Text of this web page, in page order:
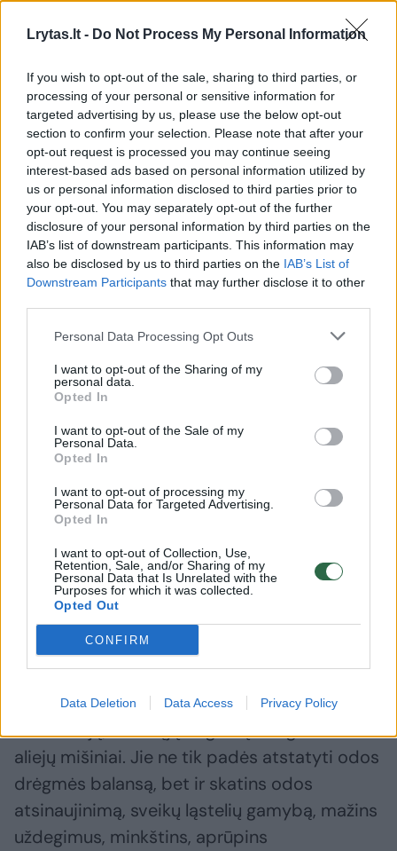
Lrytas.lt - Do Not Process My Personal Information
If you wish to opt-out of the sale, sharing to third parties, or
processing of your personal or sensitive information for
targeted advertising by us, please use the below opt-out
section to confirm your selection. Please note that after your
opt-out request is processed you may continue seeing
interest-based ads based on personal information utilized by
us or personal information disclosed to third parties prior to
your opt-out. You may separately opt-out of the further
disclosure of your personal information by third parties on the
IAB’s list of downstream participants. This information may
also be disclosed by us to third parties on the IAB’s List of
Downstream Participants that may further disclose it to other
Personal Data Processing Opt Outs
I want to opt-out of the Sharing of my
personal data.
Opted In
I want to opt-out of the Sale of my
Personal Data.
Opted In
I want to opt-out of processing my
Personal Data for Targeted Advertising.
Opted In
I want to opt-out of Collection, Use,
Retention, Sale, and/or Sharing of my
Personal Data that Is Unrelated with the
Purposes for which it was collected.
Opted Out
CONFIRM
Data Deletion Data Access Privacy Policy
tik trumpalaikę naudą.
Taip, grožio procedūros tikrai gali pagerinti
odos būklę, bet po keleto dienų efekto
nebelieka. O lankytis pas kosmetologę kas
keletą dienų tikrai ne kiekviena galime sau
leisti. Galite pasimėgauti odą atstatančiomis,
drėkinančiomis, prisotinačiomis
procedūromis, bet labiau susitelkite ties
priemonėmis, kurias naudosite norėdami
atgauti tinkamą odos būklę.
Pirmiausia, rinkitės kremus, losjonus ar gelius,
kuriuose gausu drėkinančių medžiagų –
hialurono rūgšties, glicerino, lecitino,
keramidų, cholesterolio, lipidų,
glikozaminoglikanų, gliceridų, riebiųjų rūgščių
ir proteinų. Šios medžiagos ypač tiks mišriai
aliejų teikiama nauda.
O sausaodės turėtų bent jau nakčiai naudoti
maitinamuosius kremus, gausius šiais aliejais
abrikosų, alyvuogių, rapsų, sezamų,
simondsijų, saldžiųjų migdolų. Tai gali būti ir
aliejų mišiniai. Jie ne tik padės atstatyti odos
drėgmės balansą, bet ir skatins odos
atsinaujinimą, sveikų ląstelių gamybą, mažins
uždegimus, minkštins, aprūpins